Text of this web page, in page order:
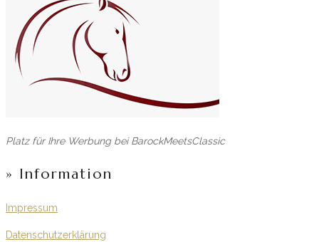
Platz für Ihre Werbung bei BarockMeetsClassic
» Information
Impressum
Datenschutzerklärung